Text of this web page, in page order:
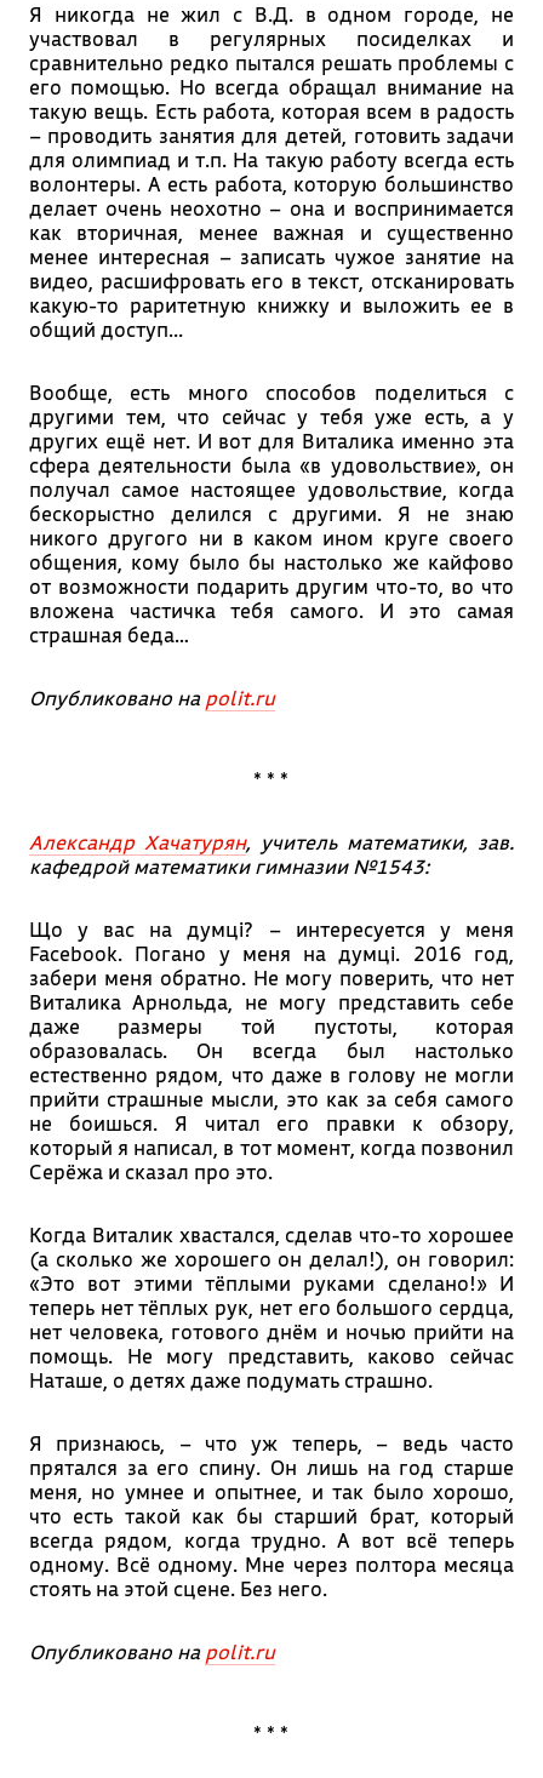
Я никогда не жил с В.Д. в одном городе, не
участвовал в регулярных посиделках и
сравнительно редко пытался решать проблемы с
его помощью. Но всегда обращал внимание на
такую вещь. Есть работа, которая всем в радость
– проводить занятия для детей, готовить задачи
для олимпиад и т.п. На такую работу всегда есть
волонтеры. А есть работа, которую большинство
делает очень неохотно – она и воспринимается
как вторичная, менее важная и существенно
менее интересная – записать чужое занятие на
видео, расшифровать его в текст, отсканировать
какую-то раритетную книжку и выложить ее в
общий доступ...
Вообще, есть много способов поделиться с
другими тем, что сейчас у тебя уже есть, а у
других ещё нет. И вот для Виталика именно эта
сфера деятельности была «в удовольствие», он
получал самое настоящее удовольствие, когда
бескорыстно делился с другими. Я не знаю
никого другого ни в каком ином круге своего
общения, кому было бы настолько же кайфово
от возможности подарить другим что-то, во что
вложена частичка тебя самого. И это самая
страшная беда…
Опубликовано на polit.ru
* * *
Александр Хачатурян, учитель математики, зав.
кафедрой математики гимназии №1543:
Що у вас на думцi? – интересуется у меня
Facebook. Погано у меня на думцi. 2016 год,
забери меня обратно. Не могу поверить, что нет
Виталика Арнольда, не могу представить себе
даже размеры той пустоты, которая
образовалась. Он всегда был настолько
естественно рядом, что даже в голову не могли
прийти страшные мысли, это как за себя самого
не боишься. Я читал его правки к обзору,
который я написал, в тот момент, когда позвонил
Серёжа и сказал про это.
Когда Виталик хвастался, сделав что-то хорошее
(а сколько же хорошего он делал!), он говорил:
«Это вот этими тёплыми руками сделано!» И
теперь нет тёплых рук, нет его большого сердца,
нет человека, готового днём и ночью прийти на
помощь. Не могу представить, каково сейчас
Наташе, о детях даже подумать страшно.
Я признаюсь, – что уж теперь, – ведь часто
прятался за его спину. Он лишь на год старше
меня, но умнее и опытнее, и так было хорошо,
что есть такой как бы старший брат, который
всегда рядом, когда трудно. А вот всё теперь
одному. Всё одному. Мне через полтора месяца
стоять на этой сцене. Без него.
Опубликовано на polit.ru
* * *